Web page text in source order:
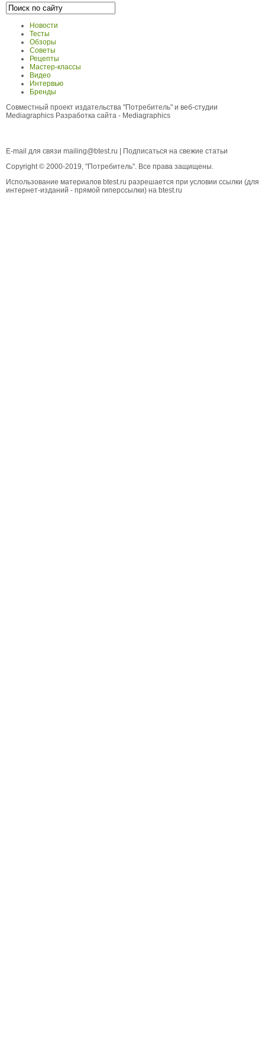
Новости
Тесты
Обзоры
Советы
Рецепты
Мастер-классы
Видео
Интервью
Бренды
Совместный проект издательства "Потребитель" и веб-студии
Mediagraphics Разработка сайта - Mediagraphics
E-mail для связи mailing@btest.ru | Подписаться на свежие статьи
Copyright © 2000-2019, "Потребитель". Все права защищены.
Использование материалов btest.ru разрешается при условии ссылки (для
интернет-изданий - прямой гиперссылки) на btest.ru